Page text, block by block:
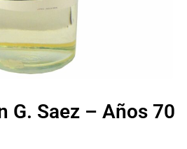
G. Saez – Años 70